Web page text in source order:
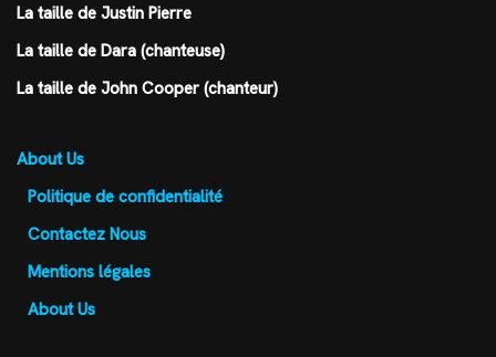
La taille de Justin Pierre
La taille de Dara (chanteuse)
La taille de John Cooper (chanteur)
About Us
Politique de confidentialité
Contactez Nous
Mentions légales
About Us